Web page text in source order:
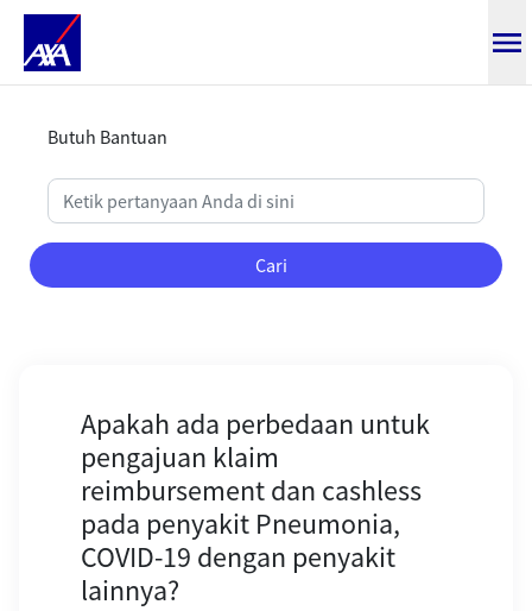
Butuh Bantuan
Cari
Apakah ada perbedaan untuk
pengajuan klaim
reimbursement dan cashless
pada penyakit Pneumonia,
COVID-19 dengan penyakit
lainnya?